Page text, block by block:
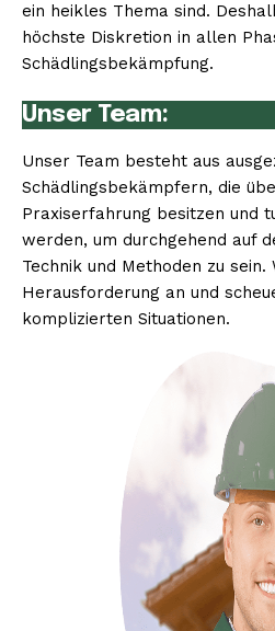
ein heikles Thema sind.
höchste Diskretion in allen
Schädlingsbekämpfung.
Unser Team:
Unser Team besteht aus
Schädlingsbekämpfern, die
Praxiserfahrung besitzen und
werden, um durchgehend auf
Technik und Methoden zu sein.
Herausforderung an und
komplizierten Situationen.